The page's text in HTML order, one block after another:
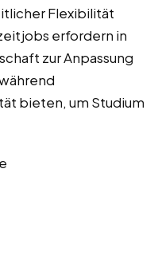
Flexibilität
erfordern in
zur Anpassung
bieten, um Studium